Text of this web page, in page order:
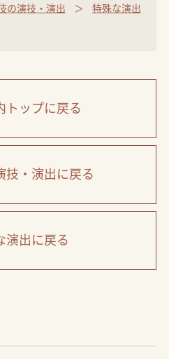
の演技・演出 特殊な演出
トップに戻る
技・演出 に戻る
演出に戻る